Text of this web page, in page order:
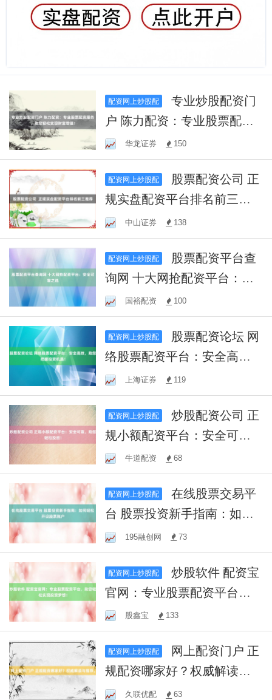
配资网上炒股配
专业炒股配资门
户 陈力配资：专业股票配资
服务，助您轻松实现财富增
值！
华龙证券 150
配资网上炒股配
规实盘配资平台排名前三推
荐
中山证券 138
配资网上炒股配
询网 十大网抢配资平台：安
全可靠之选
国裕配资 100
配资网上炒股配
络股票配资平台：安全高
效，助您把握投资机遇！
上海证券 119
配资网上炒股配
炒股配资公司 正
规小额配资平台：安全可
靠，助您轻松投资！
牛道配资 68
配资网上炒股配
在线股票交易平
台 股票投资新手指南：如何
轻松开设股票账户
195融创网 73
配资网上炒股配
炒股软件 配资宝
官网：专业股票配资平台，
助您轻松实现投资梦想！
股鑫宝 133
配资网上炒股配
规配资哪家好？权威解读与
推荐。久联优配 63